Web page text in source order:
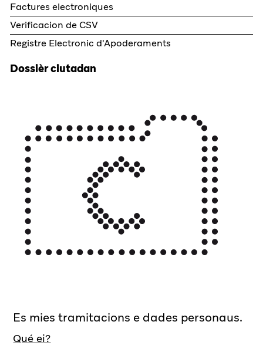
Factures electroniques
Verificacion de CSV
Registre Electronic d'Apoderaments
Dossièr ciutadan
Es mies tramitacions e dades personaus.
Qué ei?